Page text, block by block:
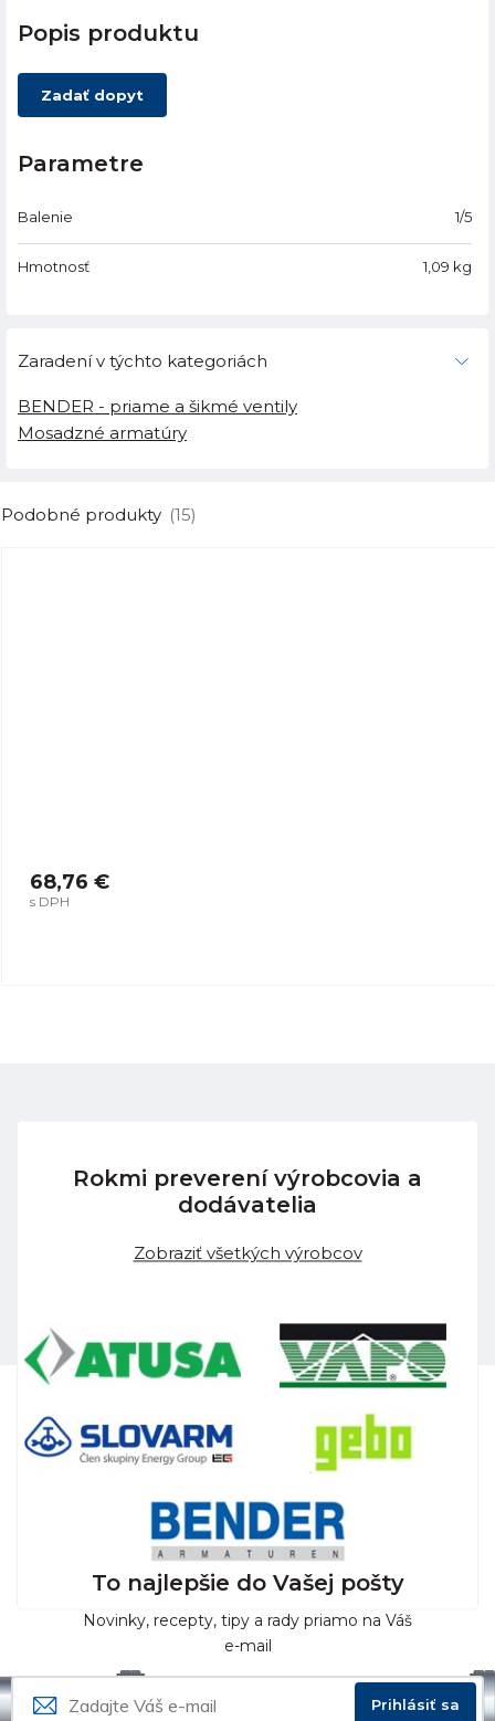
Popis produktu
Zadať dopyt
Parametre
Balenie 1/5
Hmotnosť 1,09 kg
Zaradení v týchto kategoriách
BENDER - priame a šikmé ventily
Mosadzné armatúry
Podobné produkty (15)
68,76 €
s DPH
Rokmi preverení výrobcovia a
dodávatelia
Zobraziť všetkých výrobcov
To najlepšie do Vašej pošty
Novinky, recepty, tipy a rady priamo na Váš
e-mail
Prihlásiť sa